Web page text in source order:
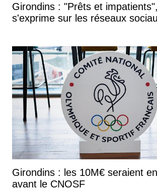
Girondins : "Prêts et
s'exprime sur les réseaux
Girondins : les 10M€ seraient
avant le CNOSF